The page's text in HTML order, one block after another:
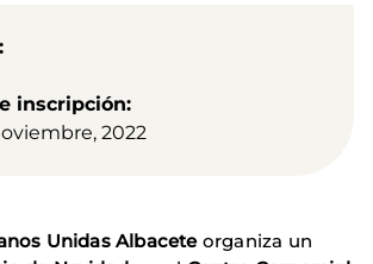
inscripción
2022
Unidas Albaceteorganiza un